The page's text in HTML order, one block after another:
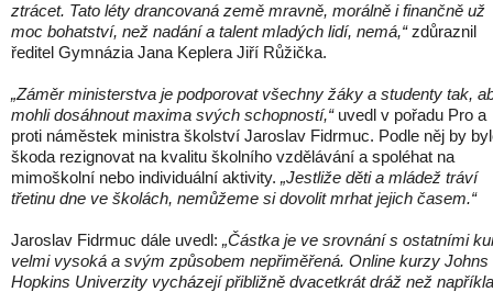
ztrácet. Tato léty drancovaná země mravně, morálně i finančně už
moc bohatství, než nadání a talent mladých lidí, nemá,“zdůraznil
ředitel Gymnázia Jana Keplera Jiří Růžička.
„Záměr ministerstva je podporovat všechny žáky a studenty tak,
mohli dosáhnout maxima svých schopností,“uvedl v pořadu Pro a
proti náměstek ministra školství Jaroslav Fidrmuc. Podle něj by
škoda rezignovat na kvalitu školního vzdělávání a spoléhat na
mimoškolní nebo individuální aktivity. „Jestliže děti a mládež tráví
třetinu dne ve školách, nemůžeme si dovolit mrhat jejich časem.“
Jaroslav Fidrmuc dále uvedl: „Částka je ve srovnání s ostatními
velmi vysoká a svým způsobem nepřiměřená. Online kurzy Johns
Hopkins Univerzity vycházejí přibližně dvacetkrát dráž než